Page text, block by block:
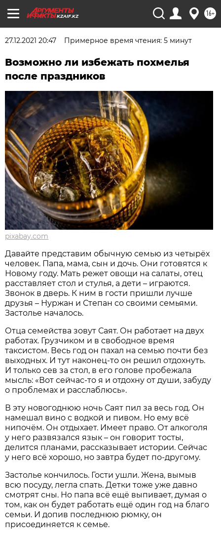
KZAIF.KZ 16+
27.12.2021 20:47 Примерное время чтения: 5 минут
Возможно ли избежать похмелья
после праздников
pixabay.com
Давайте представим обычную семью из четырёх
человек. Папа, мама, сын и дочь. Они готовятся к
Новому году. Мать режет овощи на салаты, отец
расставляет стол и стулья, а дети – играются.
Звонок в дверь. К ним в гости пришли лучше
друзья – Нуржан и Степан со своими семьями.
Застолье началось.
Отца семейства зовут Саят. Он работает на двух
работах. Грузчиком и в свободное время
таксистом. Весь год он пахал на семью почти без
выходных. И тут наконец-то он решил отдохнуть.
И только сев за стол, в его голове пробежала
мысль: «Вот сейчас-то я и отдохну от души, забуду
о проблемах и расслаблюсь».
В эту новогоднюю ночь Саят пил за весь год. Он
намешал вино с водкой и пивом. Но ему всё
нипочём. Он отдыхает. Имеет право. От алкоголя
у него развязался язык – он говорит тосты,
делится планами, рассказывает истории. Сейчас
у него всё хорошо, но завтра будет по-другому.
Застолье кончилось. Гости ушли. Жена, вымыв
всю посуду, легла спать. Детки тоже уже давно
смотрят сны. Но папа всё ещё выпивает, думая о
том, как он будет работать ещё один год на благо
семьи. И допив последнюю рюмку, он
присоединяется к семье.